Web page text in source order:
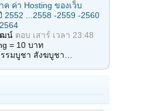
ค ค่า Hosting ของเว็บ
2552 ...2558 -2559 -2560
ฒน์ ตอบ เสาร์ เวลา 23:48
= 10 บาท
รมบูชา สังฆบูชา…